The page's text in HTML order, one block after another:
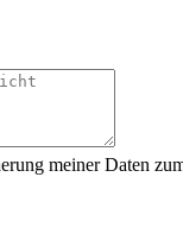
meiner Daten